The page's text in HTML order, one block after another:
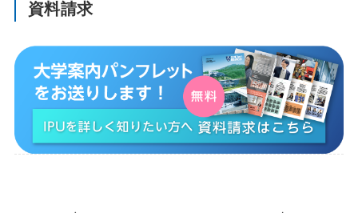
資料請求